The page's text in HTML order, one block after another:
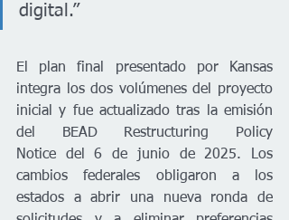
digital.”
El plan final presentado por Kansas
integra los dos volúmenes del proyecto
inicial y fue actualizado tras la emisión
del BEAD Restructuring Policy
Notice del 6 de junio de 2025. Los
cambios federales obligaron a los
estados a abrir una nueva ronda de